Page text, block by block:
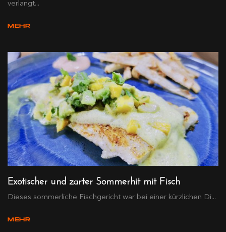
verlangt...
MEHR
Exotischer und zarter Sommerhit mit Fisch
Dieses sommerliche Fischgericht war bei einer kürzlichen Di...
MEHR